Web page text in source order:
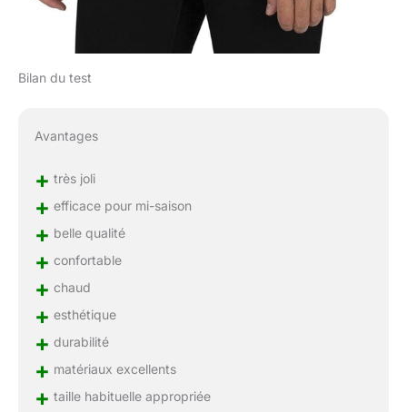
Bilan du test
Avantages
+ très joli
+ efficace pour mi-saison
+ belle qualité
+ confortable
+ chaud
+ esthétique
+ durabilité
+ matériaux excellents
+ taille habituelle appropriée